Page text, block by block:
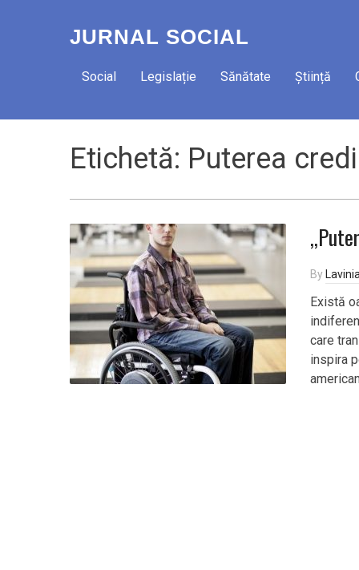
JURNAL SOCIAL
Social Legislație Sănătate Știință
Etichetă: Puterea
By
Există
care
inspira